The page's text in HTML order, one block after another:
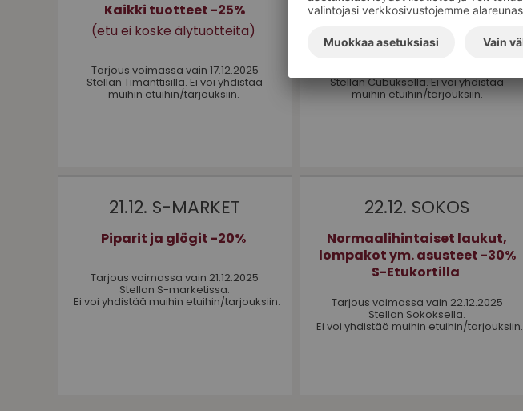
Kaikki tuotteet -25%
(etu ei koske älytuotteita)
Tarjous voimassa vain 17.12.2025
Stellan Timanttisilla. Ei voi yhdistää
muihin etuihin/tarjouksiin.
Siri Villasekoiteneule 24,99€
Stellan Cubuksella. Ei voi yhdistää
muihin etuihin/tarjouksiin.
21.12. S-MARKET
Piparit ja glögit -20%
Tarjous voimassa vain 21.12.2025
Stellan S-marketissa.
Ei voi yhdistää muihin etuihin/tarjouksiin.
22.12. SOKOS
Normaalihintaiset laukut,
lompakot ym. asusteet -30%
S-Etukortilla
Tarjous voimassa vain 22.12.2025
Stellan Sokoksella.
Ei voi yhdistää muihin etuihin/tarjouksiin.